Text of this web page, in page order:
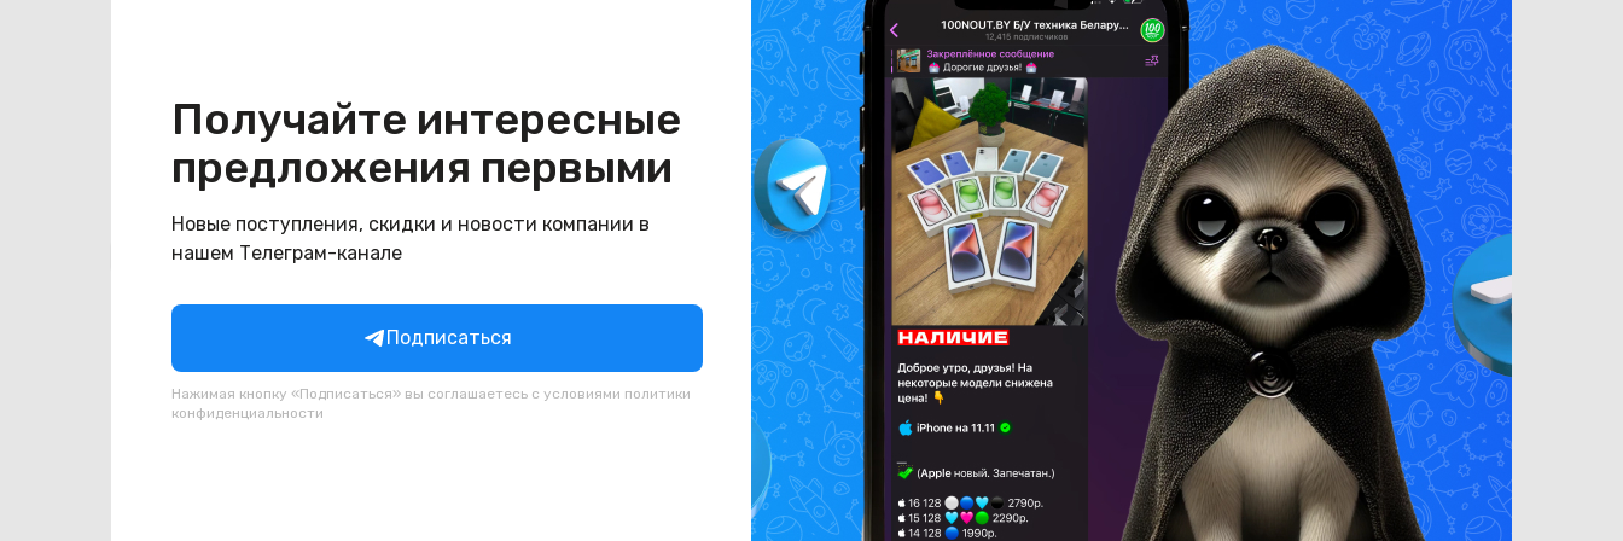
Получайте интересные
предложения первыми
Новые поступления, скидки и новости компании в
нашем Телеграм-канале
Подписаться
Нажимая кнопку «Подписаться» вы соглашаетесь с условиями политики
конфиденциальности
Похожие товары